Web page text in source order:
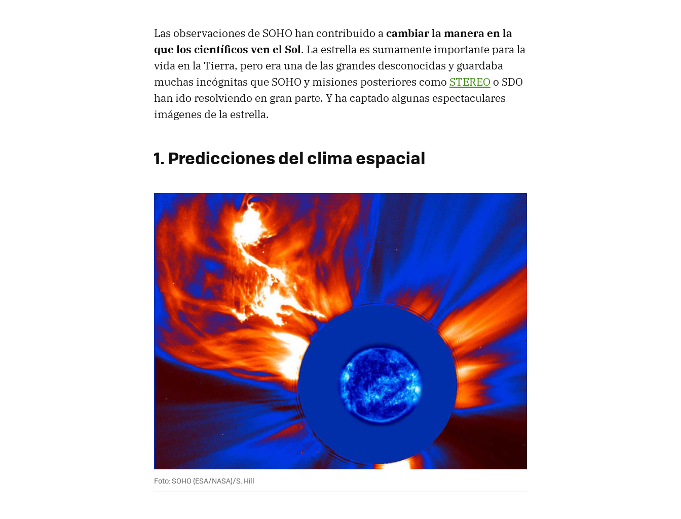
Las observaciones de SOHO han contribuido acambiar la manera en la
que los científicos ven el Sol. La estrella es sumamente importante para la
vida en la Tierra, pero era una de las grandes desconocidas y guardaba
muchas incógnitas que SOHO y misiones posteriores como STEREO o SDO
han ido resolviendo en gran parte. Y ha captado algunas espectaculares
imágenes de la estrella.
1. Predicciones del clima espacial
Foto: SOHO (ESA/NASA)/S. Hill